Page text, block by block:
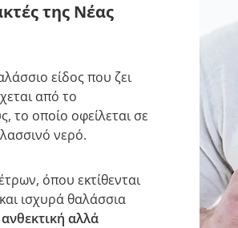
της Νέας
είδος που ζει
από το
το οποίο οφείλεται σε
νερό.
όπου εκτίθενται
ισχυρά θαλάσσια
ανθεκτική αλλά